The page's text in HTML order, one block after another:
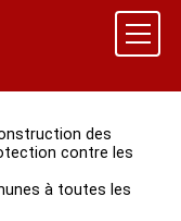
des
contre les
à toutes les